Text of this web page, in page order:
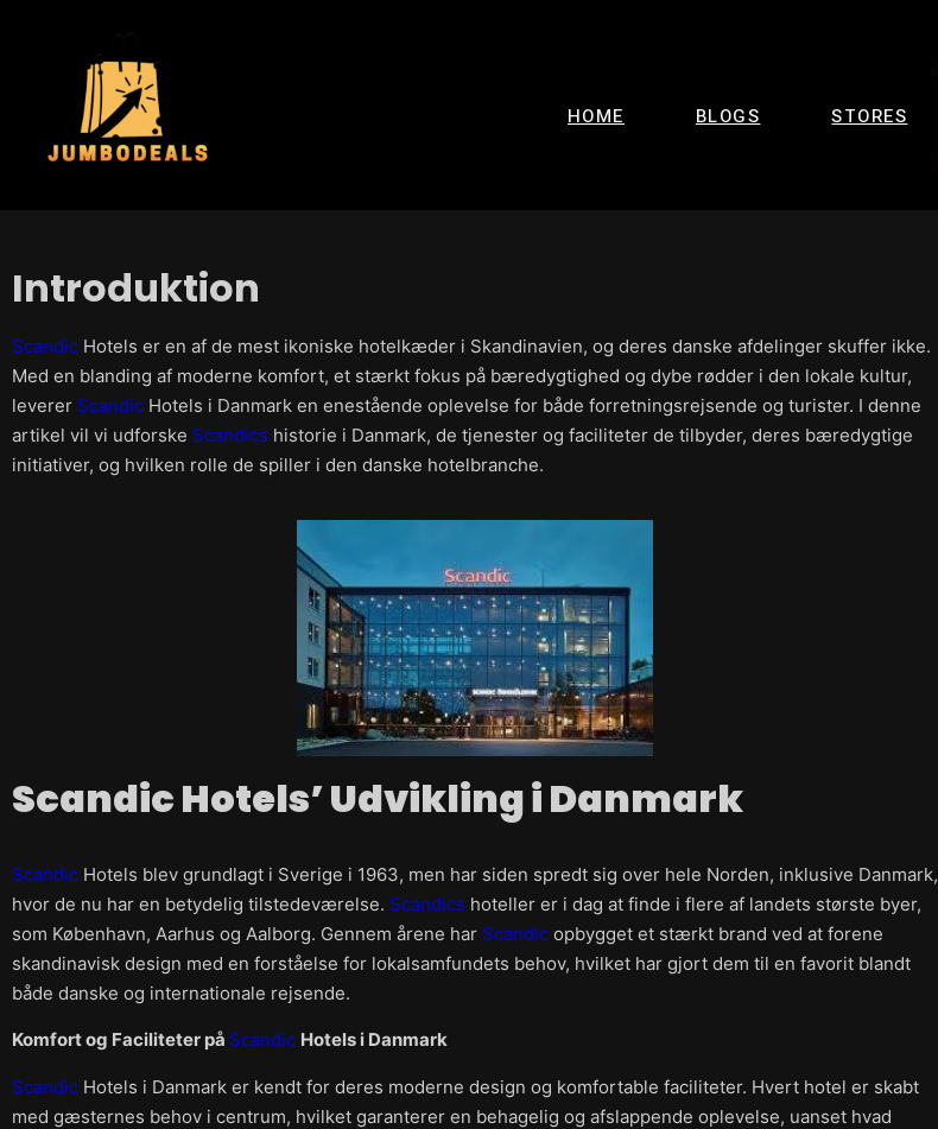
HOME BLOGS STORES
Introduktion
Scandic Hotels er en af de mest ikoniske hotelkæder i Skandinavien, og deres danske afdelinger skuffer ikke.
Med en blanding af moderne komfort, et stærkt fokus på bæredygtighed og dybe rødder i den lokale kultur,
leverer Scandic Hotels i Danmark en enestående oplevelse for både forretningsrejsende og turister. I denne
artikel vil vi udforske Scandics historie i Danmark, de tjenester og faciliteter de tilbyder, deres bæredygtige
initiativer, og hvilken rolle de spiller i den danske hotelbranche.
Scandic Hotels’ Udvikling i Danmark
Scandic Hotels blev grundlagt i Sverige i 1963, men har siden spredt sig over hele Norden, inklusive Danmark,
hvor de nu har en betydelig tilstedeværelse. Scandics hoteller er i dag at finde i flere af landets største byer,
som København, Aarhus og Aalborg. Gennem årene har Scandic opbygget et stærkt brand ved at forene
skandinavisk design med en forståelse for lokalsamfundets behov, hvilket har gjort dem til en favorit blandt
både danske og internationale rejsende.
Komfort og Faciliteter på Scandic Hotels i Danmark
Scandic Hotels i Danmark er kendt for deres moderne design og komfortable faciliteter. Hvert hotel er skabt
med gæsternes behov i centrum, hvilket garanterer en behagelig og afslappende oplevelse, uanset hvad